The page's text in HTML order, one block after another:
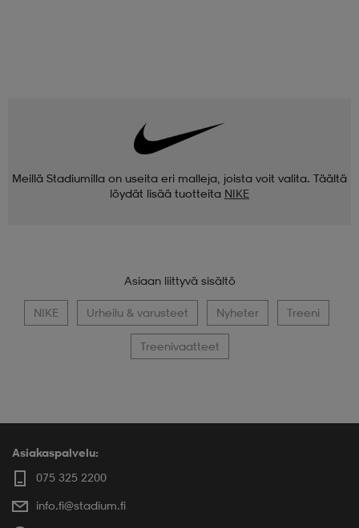
Meillä Stadiumilla on useita eri malleja, joista voit valita. Täältä
löydät lisää tuotteita NIKE
Asiaan liittyvä sisältö
NIKE Urheilu & varusteet Nyheter Treeni
Treenivaatteet
Asiakaspalvelu:
075 325 2200
info.fi@stadium.fi